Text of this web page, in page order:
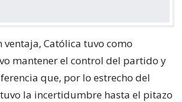
ventaja, Católica tuvo como
mantener el control del partido y
que, por lo estrecho del
la incertidumbre hasta el pitazo